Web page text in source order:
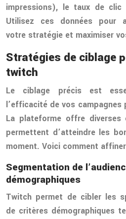
impressions), le taux de
Utilisez ces données pour
votre stratégie et maximiser
Stratégies de ciblage
twitch
Le ciblage précis est
l’efficacité de vos
La plateforme offre
permettent d’atteindre les
moment. Voici comment
Segmentation de
démographiques
Twitch permet de cibler les
de critères démographiques